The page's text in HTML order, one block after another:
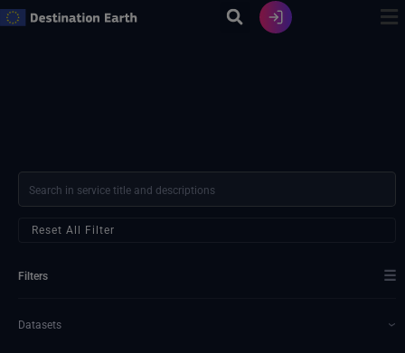
Ir
Reset All Filter
Filters ☰
Datasets ›